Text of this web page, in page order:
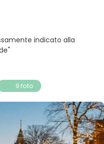
indicato alla
9 foto